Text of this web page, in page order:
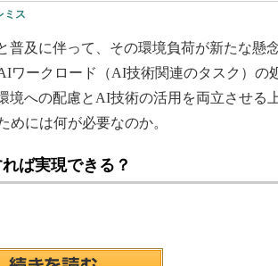
ミス
及に伴って、その環境負荷が新たな懸
ワークロード（AI技術関連のタスク）の
境への配慮とAI技術の活用を両立させる
には何が必要なのか。
ば実現できる？